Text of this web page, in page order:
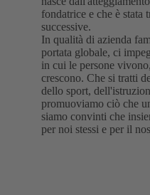
fondatrice e che è stata
successive.
In qualità di azienda
portata globale, ci
in cui le persone
crescono. Che si tratti
dello sport,
promuoviamo ciò che
siamo convinti che
per noi stessi e per il